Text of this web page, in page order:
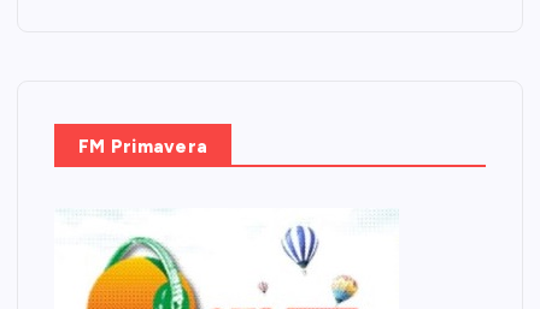
FM Primavera